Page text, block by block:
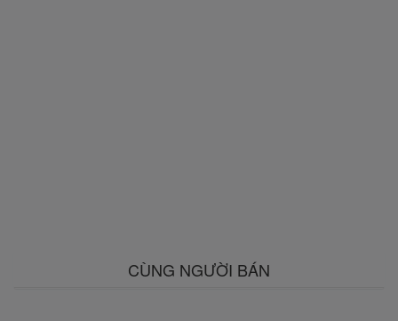
CÙNG NGƯỜI BÁN